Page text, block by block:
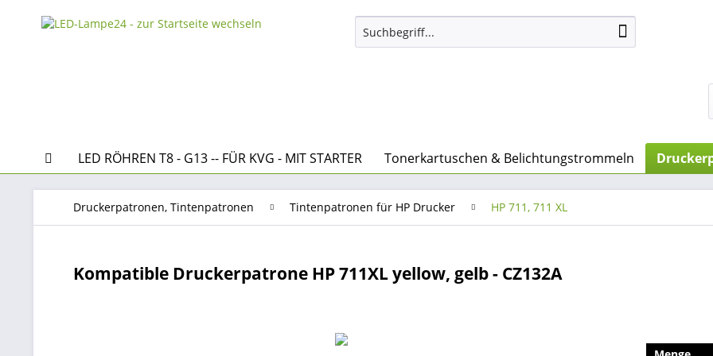
LED RÖHREN T8 - G13 -- FÜR KVG - MIT STARTER Tonerkartuschen & Belichtungstrommeln
Druckerpatronen, Tintenpatronen Tintenpatronen für HP Drucker HP 711, 711 XL
Kompatible Druckerpatrone HP 711XL yellow, gelb - CZ132A